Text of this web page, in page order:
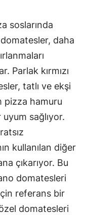
soslarında
daha
Parlak kırmızı
tatlı ve ekşi
pizza hamuru
sağlıyor.
kullanılan diğer
çıkarıyor. Bu
domatesleri
referans bir
domatesleri